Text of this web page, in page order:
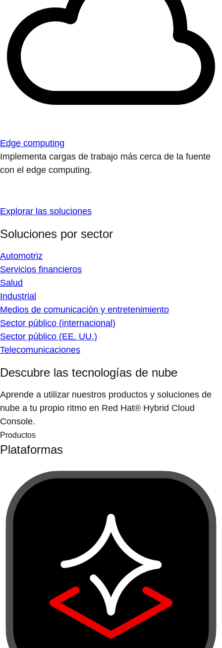
Edge computing
Implementa cargas de trabajo más cerca de la fuente
con el edge computing.
Explorar las soluciones
Soluciones por sector
Automotriz
Servicios financieros
Salud
Industrial
Medios de comunicación y entretenimiento
Sector público (internacional)
Sector público (EE. UU.)
Telecomunicaciones
Descubre las tecnologías de nube
Aprende a utilizar nuestros productos y soluciones de
nube a tu propio ritmo en Red Hat® Hybrid Cloud
Console.
Productos
Plataformas